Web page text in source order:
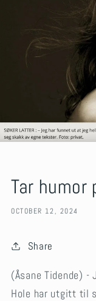
Tar humor
OCTOBER 12, 2024
Share
(Åsane Tidende)
Hole har utgitt til